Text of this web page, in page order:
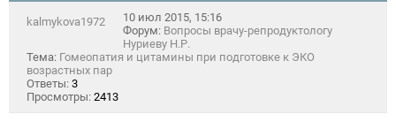
kalmykova1972
10 июл 2015, 15:16
Форум: Вопросы врачу-репродуктологу
Нуриеву Н.Р.
Тема: Гомеопатия и цитамины при подготовке к ЭКО
возрастных пар
Ответы: 3
Просмотры: 2413